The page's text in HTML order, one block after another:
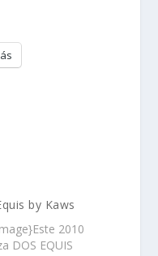
by Kaws
2010
DOS EQUIS